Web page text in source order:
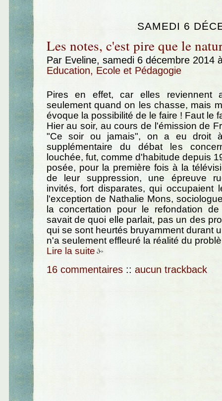
SAMEDI 6
Les notes, c'est pire que le
Par Eveline, samedi 6 décembre 2014
Education, Ecole et Pédagogie
Pires en effet, car elles reviennent
seulement quand on les chasse, mais
évoque la possibilité de le faire ! Faut le
Hier au soir, au cours de l'émission de
"Ce soir ou jamais", on a eu droit
supplémentaire du débat les
louchée, fut, comme d'habitude depuis
posée, pour la première fois à la
de leur suppression, une épreuve
invités, fort disparates, qui occupaient
l'exception de Nathalie Mons,
la concertation pour le refondation
savait de quoi elle parlait, pas un des
qui se sont heurtés bruyamment durant
n'a seulement effleuré la réalité du
Lire la suite
16 commentaires :: aucun trackback